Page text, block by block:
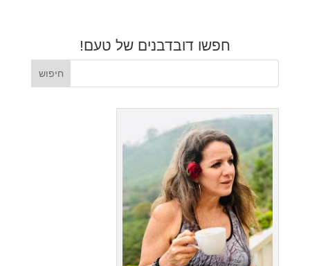
חפשו דובדבנים של טעם!